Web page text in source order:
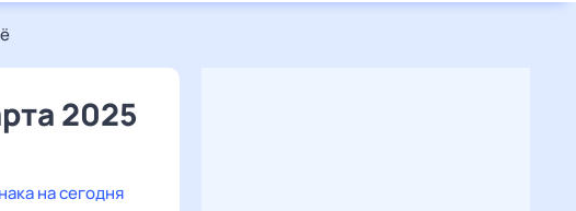
2025
на сегодня